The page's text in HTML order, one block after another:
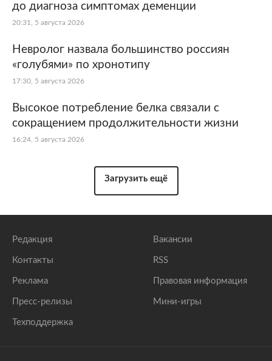
до диагноза симптомах деменции
20:31, 5 августа 2026
Невролог назвала большинство россиян
«голубями» по хронотипу
17:30, 5 августа 2026
Высокое потребление белка связали с
сокращением продолжительности жизни
16:24, 5 августа 2026
Загрузить ещё
Редакция
Контакты
Реклама
Пресс-релизы
Техподдержка
Вакансии
RSS
Правовая информация
Мини-игры